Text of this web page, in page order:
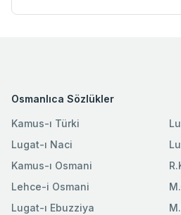
Osmanlıca Sözlükler
Kamus-ı Türki
Lugat-ı Naci
Kamus-ı Osmani
Lehce-i Osmani
Lugat-ı Ebuzziya